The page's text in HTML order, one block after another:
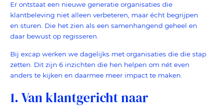
Er ontstaat een nieuwe generatie organisaties die
klantbeleving niet alleen verbeteren, maar écht begrijpen
en sturen. Die het zien als een samenhangend geheel en
daar bewust op regisseren.
Bij excap werken we dagelijks met organisaties die die stap
zetten. Dit zijn 6 inzichten die hen helpen om nét even
anders te kijken en daarmee meer impact te maken.
1. Van klantgericht naar